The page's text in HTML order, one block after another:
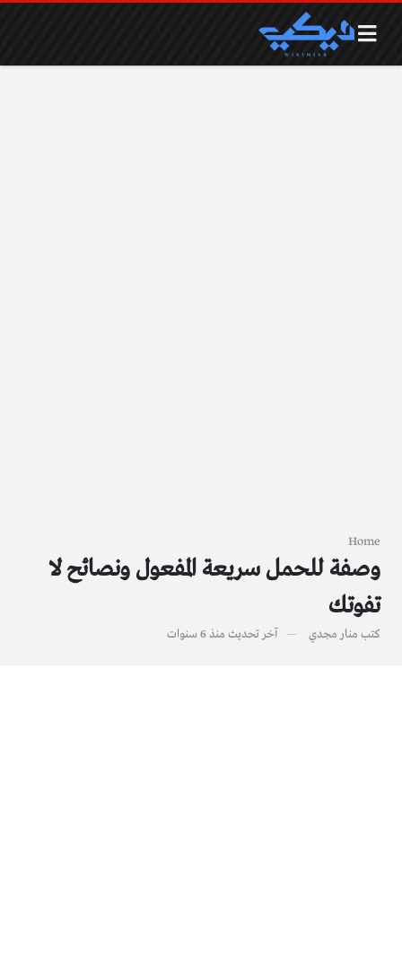
Home
وصفة للحمل سريعة المفعول ونصائح لا
تفوتك
كتب منار مجدي آخر تحديث منذ 6 سنوات